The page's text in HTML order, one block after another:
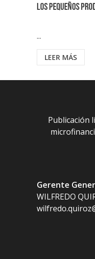
los pequeños
...
LEER MÁS
Publicación
Gerente
WILFREDO